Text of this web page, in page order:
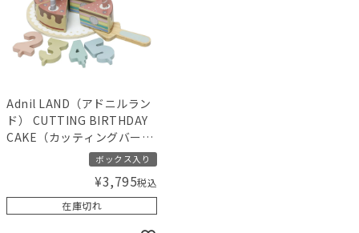
Adnil LAND（アドニルラン
ド） CUTTING BIRTHDAY
CAKE（カッティングバース
ボックス入り
¥3,795税込
在庫切れ